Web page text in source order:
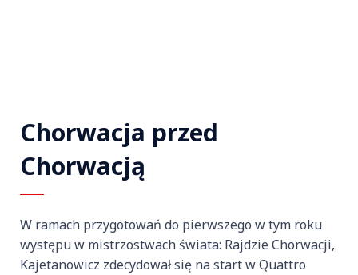
Chorwacja przed
Chorwacją
W ramach przygotowań do pierwszego w tym roku
występu w mistrzostwach świata: Rajdzie Chorwacji,
Kajetanowicz zdecydował się na start w Quattro